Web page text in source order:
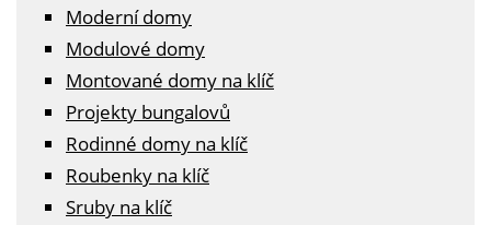
Moderní domy
Modulové domy
Montované domy na klíč
Projekty bungalovů
Rodinné domy na klíč
Roubenky na klíč
Sruby na klíč